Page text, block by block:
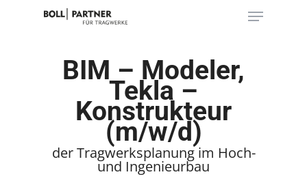
Menu
BIM – Modeler,
Tekla –
Konstrukteur
(m/w/d)
der Tragwerksplanung im Hoch-
und Ingenieurbau